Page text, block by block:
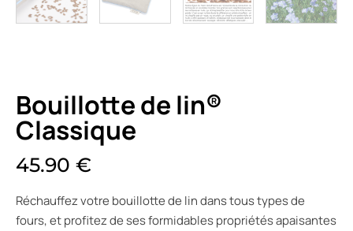
Bouillotte de lin®
Classique
45.90 €
Réchauffez votre bouillotte de lin dans tous types de
fours, et profitez de ses formidables propriétés apaisantes